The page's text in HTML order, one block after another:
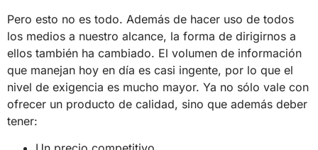
Pero esto no es todo. Además de hacer uso de todos
los medios a nuestro alcance, la forma de dirigirnos a
ellos también ha cambiado. El volumen de información
que manejan hoy en día es casi ingente, por lo que el
nivel de exigencia es mucho mayor. Ya no sólo vale con
ofrecer un producto de calidad, sino que además deber
tener: